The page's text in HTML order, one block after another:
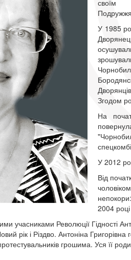
У 1985
Згодом
На
У 2012
Від
2004
учасниками Революції Гідності
рік і Різдво. Антоніна
грошима. Уся її